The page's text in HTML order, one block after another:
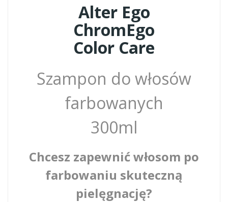
Alter Ego
ChromEgo
Color Care
Szampon do włosów
farbowanych
300ml
Chcesz zapewnić włosom po
farbowaniu skuteczną
pielęgnację?